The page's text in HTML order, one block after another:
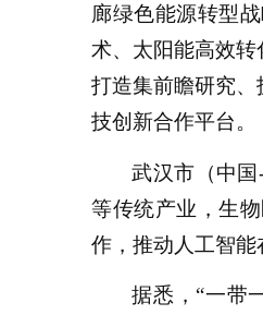
廊绿色能源转型
术、太阳能高效
打造集前瞻研究
技创新合作平台。
武汉市（中
等传统产业，生
作，推动人工智能
据悉，“一带